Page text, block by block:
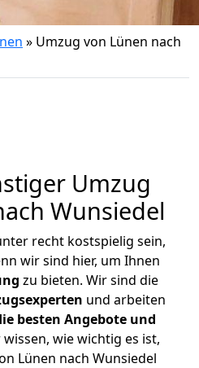
» Umzug von Lünen nach
Umzug
Wunsiedel
recht kostspielig sein,
wir sind hier, um Ihnen
zu bieten. Wir sind die
und arbeiten
besten Angebote und
wie wichtig es ist,
Lünen nach Wunsiedel